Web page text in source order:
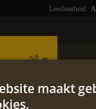
Leesbaarheid: A
maakt